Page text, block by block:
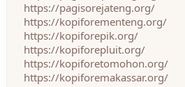
https://pagisorejateng.org/
https://kopiforementeng.org/
https://kopiforepik.org/
https://kopiforepluit.org/
https://kopiforetomohon.org/
https://kopiforemakassar.org/